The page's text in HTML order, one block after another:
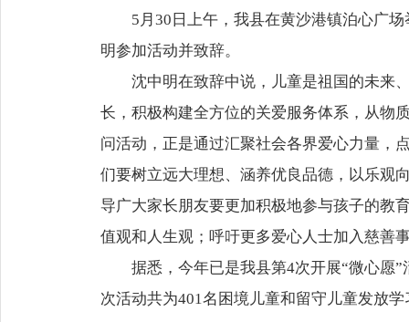
5月30日上午，我县在黄沙港镇泊心广
明参加活动并致辞。
沈中明在致辞中说，儿童是祖国的未来
长，积极构建全方位的关爱服务体系，从物
问活动，正是通过汇聚社会各界爱心力量，
们要树立远大理想、涵养优良品德，以乐观
导广大家长朋友要更加积极地参与孩子的教
值观和人生观；呼吁更多爱心人士加入慈善
据悉，今年已是我县第4次开展“微心愿
次活动共为401名困境儿童和留守儿童发放